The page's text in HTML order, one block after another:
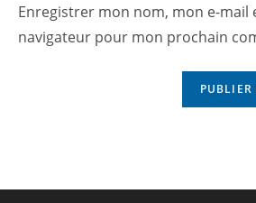
Enregistrer mon nom, mon e-mail
navigateur pour mon prochain